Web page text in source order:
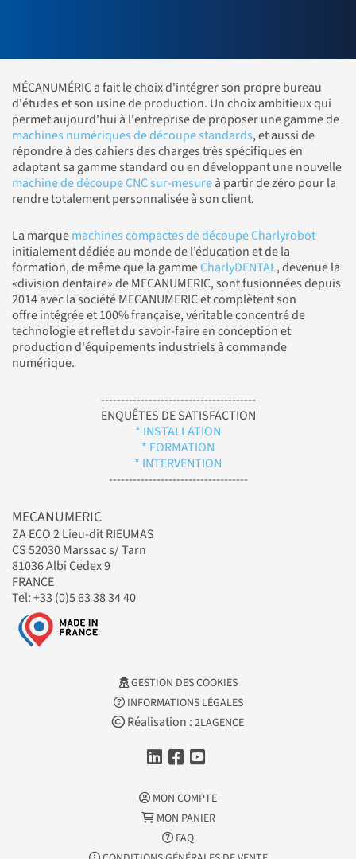
MÉCANUMÉRIC a fait le choix d'intégrer son propre bureau
d'études et son usine de production. Un choix ambitieux qui
permet aujourd'hui à l'entreprise de proposer une gamme de
machines numériques de découpe standards, et aussi de
répondre à des cahiers des charges très spécifiques en
adaptant sa gamme standard ou en développant une nouvelle
machine de découpe CNC sur-mesureà partir de zéro pour la
rendre totalement personnalisée à son client.
La marquemachines compactes de découpe Charlyrobot
initialement dédiée au monde de l’éducation et de la
formation, de même que la gammeCharlyDENTAL, devenue la
«division dentaire» de MECANUMERIC, sont fusionnées depuis
2014 avec la société MECANUMERIC et complètent son
offre intégrée et 100% française, véritable concentré de
technologie et reflet du savoir-faire en conception et
production d'équipements industriels à commande
numérique.
---------------------------------------
ENQUÊTES DE SATISFACTION
* INSTALLATION
* FORMATION
* INTERVENTION
-----------------------------------
MECANUMERIC
ZA ECO 2 Lieu-dit RIEUMAS
CS 52030 Marssac s/ Tarn
81036 Albi Cedex 9
FRANCE
Tel: +33 (0)5 63 38 34 40
GESTION DES COOKIES
INFORMATIONS LÉGALES
Réalisation : 2LAGENCE
MON COMPTE
MON PANIER
FAQ